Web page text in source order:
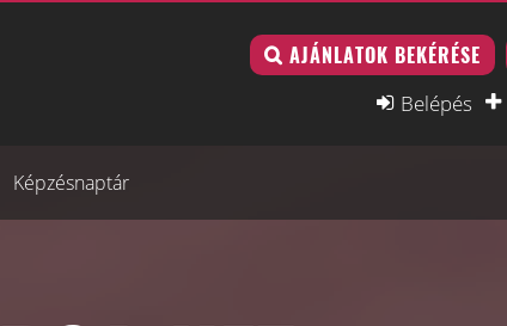
AJÁNLATOK BEKÉRÉSE
Belépés
Képzésnaptár